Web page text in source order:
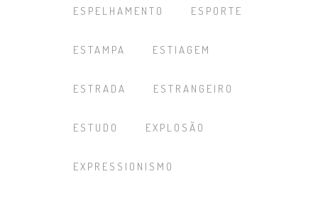
ESPELHAMENTO ESPORTE
ESTAMPA ESTIAGEM
ESTRADA ESTRANGEIRO
ESTUDO EXPLOSÃO
EXPRESSIONISMO